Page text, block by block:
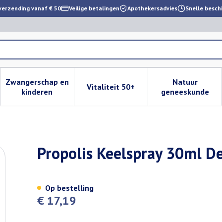
vanaf € 50 Veilige betalingen Apothekersadvies Snelle
verzorging en hygiëne categorie
voor Dieet, voeding en vitamines categorie
Zwangerschap en
kinderenToon submenu voor Zwangerschap en kinderen
Vitaliteit 50+Toon submenu voor Vitaliteit
Natuur
geneeskunde
Toon
Propolis Keelspray 30ml
€ 17,19
Op bestelling